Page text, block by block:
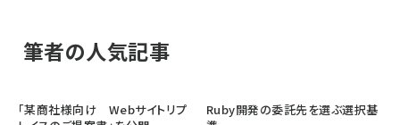
筆者の人気記事
「某商社様向け Webサイトリプ
Ruby開発の委託先を選ぶ選択基